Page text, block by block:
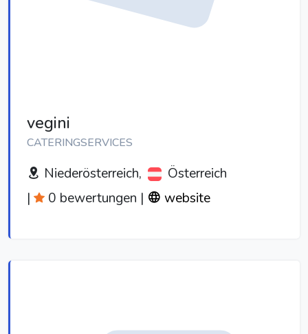
vegini
CATERINGSERVICES
Niederösterreich,
Österreich
|
0 bewertungen | website